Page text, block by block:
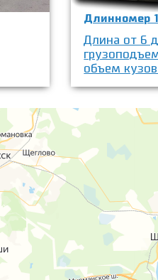
Длинномер
Длина от 6
объем